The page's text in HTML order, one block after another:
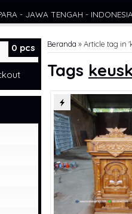
- INDONESIA PRODUSEN
Beranda »Article tag in
Tags
0 pcs